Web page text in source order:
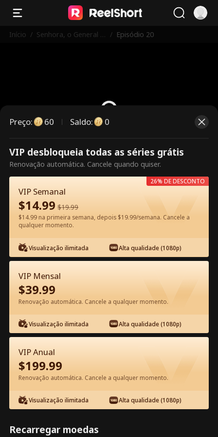
Início / Senhora, o General A
/ Episódio 20
Este episódio é pago. Desbloqueie
para assistir.
60
Episódio 20 - Senhora, o General
Apercebeu-se do seu Erro! Filme
completo
1-50 51-99 Todos os episódios
20 21 23 24
Preço: 60 Saldo: 0
VIP desbloqueia todas as séries grátis
Renovação automática. Cancele quando quiser.
VIP Semanal
$14.99 $19.99
$14.99 na primeira semana, depois $19.99/semana. Cancele a
qualquer momento.
Visualização ilimitada Alta qualidade (1080p)
26% DE DESCONTO
VIP Mensal
$39.99
Renovação automática. Cancele a qualquer momento.
Visualização ilimitada Alta qualidade (1080p)
VIP Anual
$199.99
Renovação automática. Cancele a qualquer momento.
Visualização ilimitada Alta qualidade (1080p)
Recarregar moedas